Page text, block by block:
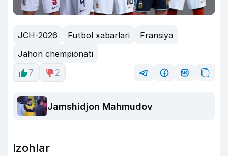
JCH-2026 Futbol xabarlari
Fransiya
Jahon chempionati
7
2
Jamshidjon Mahmudov
Izohlar